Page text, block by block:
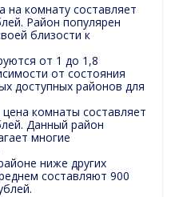
на комнату составляет
Район популярен
близости к
от 1 до 1,8
от состояния
доступных районов для
цена комнаты составляет
Данный район
многие
ниже других
составляют 900